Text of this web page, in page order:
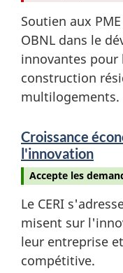
Soutien aux
OBNL dans le
innovantes
construction
multilogements.
Croissance
l'innovation
Accepte les
Le CERI
misent sur
leur entreprise
compétitive.